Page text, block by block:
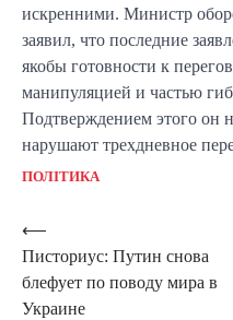
искренними. Министр
заявил, что последние
якобы готовности к
манипуляцией и частью
Подтверждением этого он
нарушают трехдневное
ПОЛІТИКА
Навигация
по
записям
⟵
Писториус: Путин снова
блефует по поводу мира в
Украине